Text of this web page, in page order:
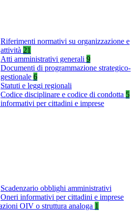
Riferimenti normativi su organizzazione e
attività 21
Atti amministrativi generali 9
Documenti di programmazione strategico-
gestionale 6
Statuti e leggi regionali
Codice disciplinare e codice di condotta 5
per cittadini e imprese
Scadenzario obblighi amministrativi
Oneri informativi per cittadini e imprese
OIV o struttura analoga 1